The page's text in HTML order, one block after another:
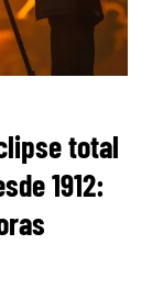
total
1912: